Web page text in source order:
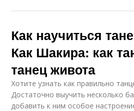
Как научиться
Как Шакира: как
танец живота
Хотите узнать как правильно
Достаточно выучить несколько
добавить к ним особое